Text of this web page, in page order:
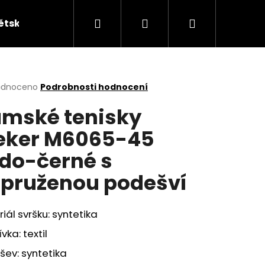
obuv Kabelky
Hledat PřihlášeníNákupní
Podrobnosti hodnocení
tenisky
M6065-45
černé s
podešví
svršku: syntetika
textil
syntetika
ŽABKY INBLU ZO19